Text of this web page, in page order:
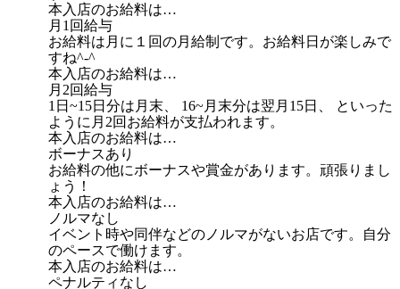
本入店のお給料は…
月1回給与
お給料は月に１回の月給制です。お給料日が楽しみで
すね^-^
本入店のお給料は…
月2回給与
1日~15日分は月末、 16~月末分は翌月15日、 といった
ように月2回お給料が支払われます。
本入店のお給料は…
ボーナスあり
お給料の他にボーナスや賞金があります。頑張りまし
ょう！
本入店のお給料は…
ノルマなし
イベント時や同伴などのノルマがないお店です。自分
のペースで働けます。
本入店のお給料は…
ペナルティなし